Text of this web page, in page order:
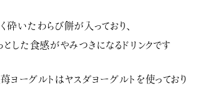
砕いたわらび餅が入っており、
とした食感がやみつきになるドリンクです
ヨーグルトはヤスダヨーグルトを使っており